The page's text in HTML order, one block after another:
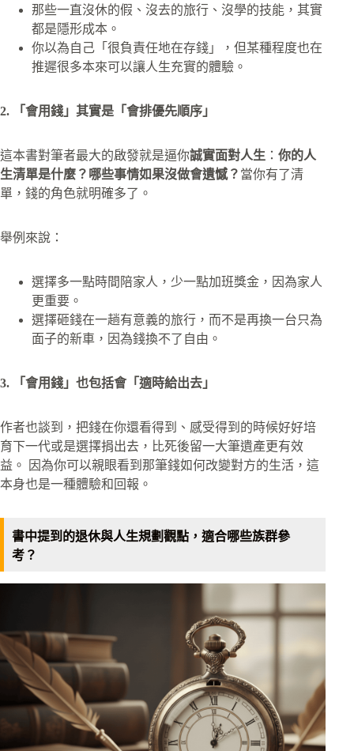
那些一直沒休的假、沒去的旅行、沒學的技能，其實
都是隱形成本。
你以為自己「很負責任地在存錢」，但某種程度也在
推遲很多本來可以讓人生充實的體驗。​
2. 「會用錢」其實是「會排優先順序」
這本書對筆者最大的啟發就是逼你誠實面對人生 ： 你的人
生清單是什麼？哪些事情如果沒做會遺憾？ 當你有了清
單，錢的角色就明確多了。
舉例來說：
選擇多一點時間陪家人，少一點加班獎金，因為家人
更重要。​
選擇砸錢在一趟有意義的旅行，而不是再換一台只為
面子的新車，因為錢換不了自由。
3. 「會用錢」也包括會「適時給出去」
作者也談到，把錢在你還看得到、感受得到的時候好好培
育下一代或是選擇捐出去，比死後留一大筆遺產更有效
益。 因為你可以親眼看到那筆錢如何改變對方的生活，這
本身也是一種體驗和回報。
書中提到的退休與人生規劃觀點，適合哪些族群參
考？